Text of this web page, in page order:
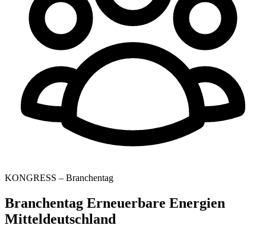
KONGRESS – Branchentag
Branchentag Erneuerbare Energien
Mitteldeutschland